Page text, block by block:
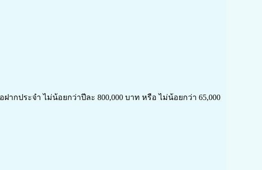
กประจำ ไม่น้อยกว่าปีละ 800,000 บาท หรือ ไม่น้อยกว่า 65,000